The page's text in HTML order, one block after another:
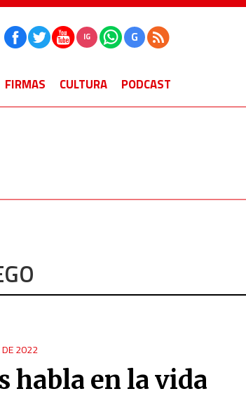
IG G
FIRMAS CULTURA PODCAST
DE 2022
habla en la vida